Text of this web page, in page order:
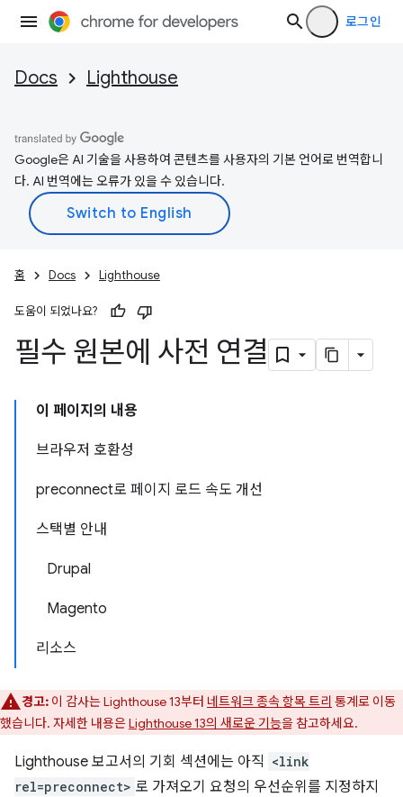
로그인
Docs Lighthouse
Google은 AI 기술을 사용하여 콘텐츠를 사용자의 기본 언어로 번역합니
다. AI 번역에는 오류가 있을 수 있습니다.
홈 Docs Lighthouse
도움이 되었나요?
필수 원본에 사전 연결
이 페이지의 내용
브라우저 호환성
preconnect로 페이지 로드 속도 개선
스택별 안내
Drupal
Magento
리소스
경고: 이 감사는 Lighthouse 13부터 네트워크 종속 항목 트리 통계로 이동
했습니다. 자세한 내용은Lighthouse 13의 새로운 기능을 참고하세요.
Lighthouse 보고서의 기회 섹션에는 아직 <link
rel=preconnect> 로 가져오기 요청의 우선순위를 지정하지